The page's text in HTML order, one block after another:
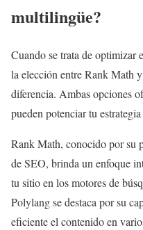
multilingüe?
Cuando se trata de optimizar
la elección entre Rank Math
diferencia. Ambas opciones
pueden potenciar tu
Rank Math, conocido por su
de SEO, brinda un enfoque
tu sitio en los motores de
Polylang se destaca por su
eficiente el contenido en